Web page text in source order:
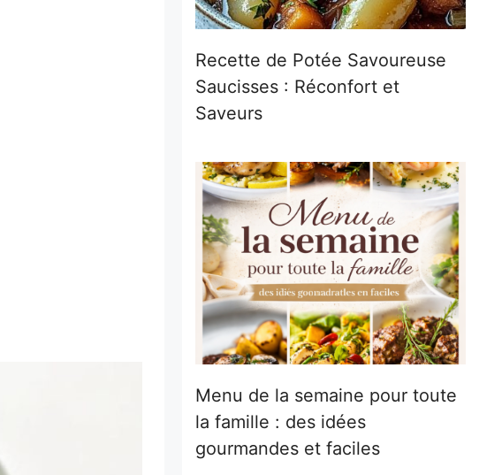
Recette de Potée Savoureuse
Saucisses : Réconfort et
Saveurs
Menu de la semaine pour toute
la famille : des idées
gourmandes et faciles